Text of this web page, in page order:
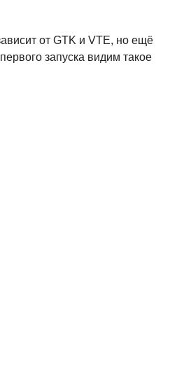
от GTK и VTE, но ещё
запуска видим такое